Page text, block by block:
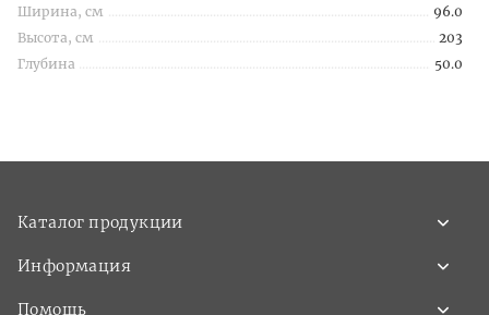
Ширина, см
96.0
Высота, см
203
Глубина
50.0
Каталог продукции
Информация
Помощь